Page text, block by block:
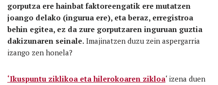
gorputza ere hainbat faktoreengatik ere mutatzen
joango delako (ingurua ere), eta beraz, erregistroa
behin egitea, ez da zure gorputzaren inguruan guztia
dakizunaren seinale. Imajinatzen duzu zein aspergarria
izango zen honela?
‘Ikuspuntu ziklikoa eta hilerokoaren zikloa‘ izena duen